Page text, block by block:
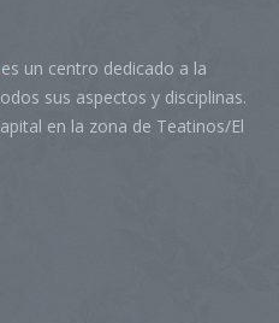
es un centro dedicado a la
sus aspectos y disciplinas.
en la zona de Teatinos/El